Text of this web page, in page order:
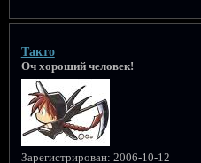
Такто
Оч хороший человек!
Зарегистрирован: 2006-10-12